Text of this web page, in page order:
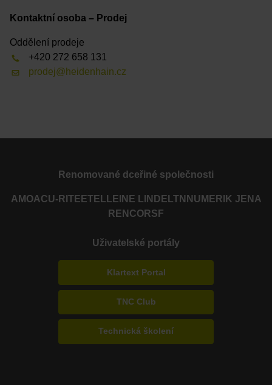
Kontaktní osoba – Prodej
Oddělení prodeje
+420 272 658 131
prodej@heidenhain.cz
Renomované dceřiné společnosti
AMOACU-RITE ETEL LEINE LINDE LTN NUMERIK JENA
RENCORSF
Uživatelské portály
Klartext Portal
TNC Club
Technická školení